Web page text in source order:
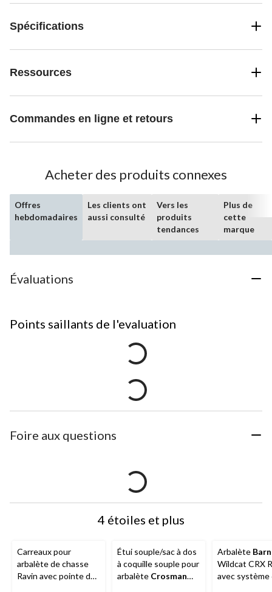
Spécifications
Ressources
Commandes en ligne et retours
Acheter des produits connexes
Offres
hebdomadaires
Les clients ont
aussi consulté
Vers les
produits
tendances
Plus de
cette
marque
Évaluations
Points saillants de l'evaluation
Foire aux questions
4 étoiles et plus
Carreaux pour
arbalète de chasse
Ravin avec pointe de
Étui souple/sac à dos
à coquille souple pour
arbalète Crosman
Arbalète
Wildcat CRX
avec système